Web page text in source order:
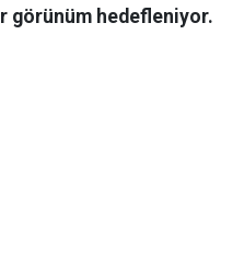
görünüm hedefleniyor.